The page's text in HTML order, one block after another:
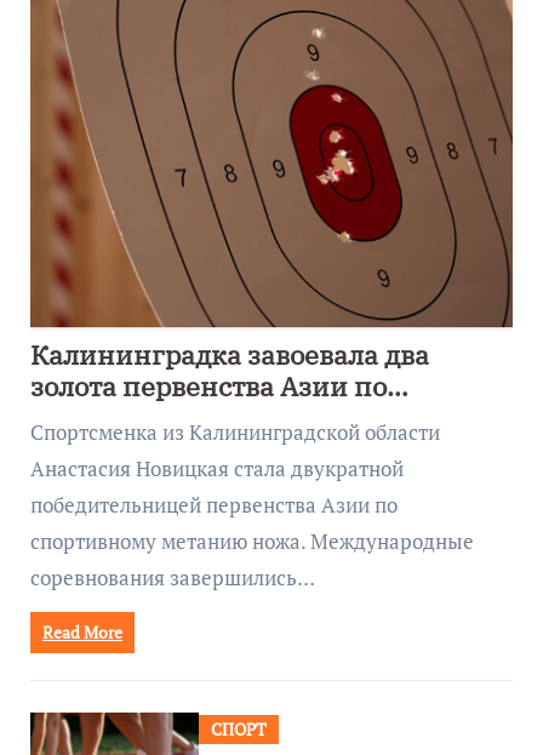
Калининградка завоевала два
золота первенства Азии по
метанию ножа
Спортсменка из Калининградской области
Анастасия Новицкая стала двукратной
победительницей первенства Азии по
спортивному метанию ножа. Международные
соревнования завершились…
Read More
СПОРТ